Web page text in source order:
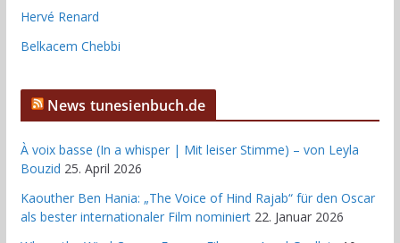
Hervé Renard
Belkacem Chebbi
News tunesienbuch.de
À voix basse (In a whisper | Mit leiser Stimme) – von Leyla
Bouzid 25. April 2026
Kaouther Ben Hania: „The Voice of Hind Rajab“ für den Oscar
als bester internationaler Film nominiert 22. Januar 2026